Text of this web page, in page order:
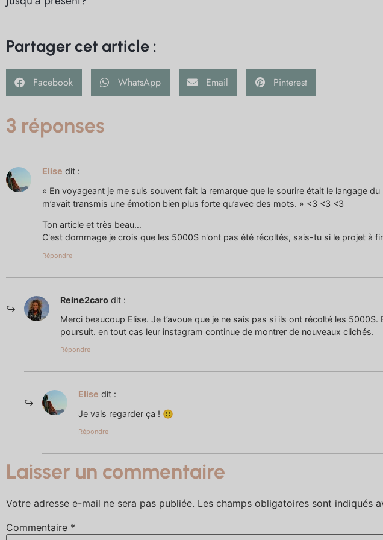
Partager cet article :
Facebook WhatsApp Email Pinterest
3 réponses
Elise dit :
« En voyageant je me suis souvent fait la remarque que le sourire était le langage du
m’avait transmis une émotion bien plus forte qu’avec des mots. » <3 <3 <3
Ton article et très beau…
C'est dommage je crois que les 5000$ n'ont pas été récoltés, sais-tu si le projet à
Répondre
Reine2caro dit :
Merci beaucoup Elise. Je t’avoue que je ne sais pas si ils ont récolté les
poursuit. en tout cas leur instagram continue de montrer de nouveaux clichés.
Répondre
Elise dit :
Je vais regarder ça ! 🙂
Répondre
Laisser un commentaire
Votre adresse e-mail ne sera pas publiée. Les champs obligatoires sont indiqués
Commentaire *